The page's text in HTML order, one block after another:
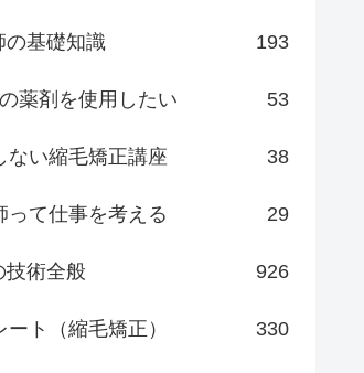
の基礎知識 193
薬剤を使用したい 53
ない縮毛矯正講座 38
って仕事を考える 29
技術全般 926
ート（縮毛矯正） 330